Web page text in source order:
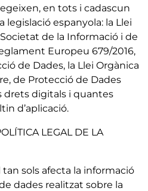
en tots i cadascun
legislació espanyola: la Llei
de la Informació i de
Europeu 679/2016,
de Dades, la Llei Orgànica
de Protecció de Dades
drets digitals i quantes
d’aplicació.
LEGAL DE LA
sols afecta la informació
dades realitzat sobre la